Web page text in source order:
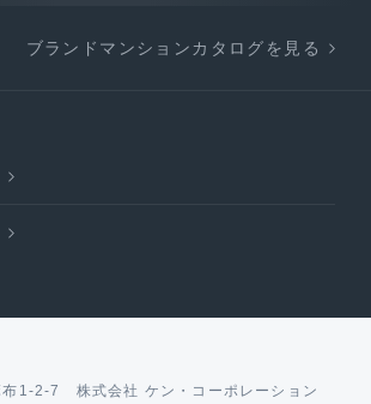
ブランドマンションカタログを見る
布1-2-7 株式会社 ケン・コーポレーション